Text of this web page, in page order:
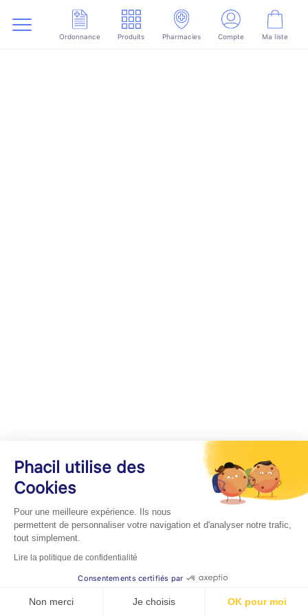
Ordonnance Produits Pharmacies Compte Ma liste
Phacil utilise des
Cookies
Pour une meilleure expérience. Ils nous
permettent de personnaliser votre navigation et d'analyser notre trafic,
tout simplement.
Lire la politique de confidentialité
Consentements certifiés par
Non merci Je choisis OK pour moi